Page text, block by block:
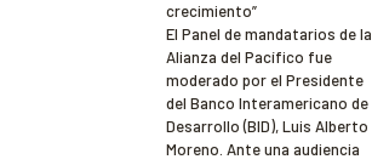
crecimiento”
El Panel de mandatarios de la
Alianza del Pacífico fue
moderado por el Presidente
del Banco Interamericano de
Desarrollo (BID), Luis Alberto
Moreno. Ante una audiencia